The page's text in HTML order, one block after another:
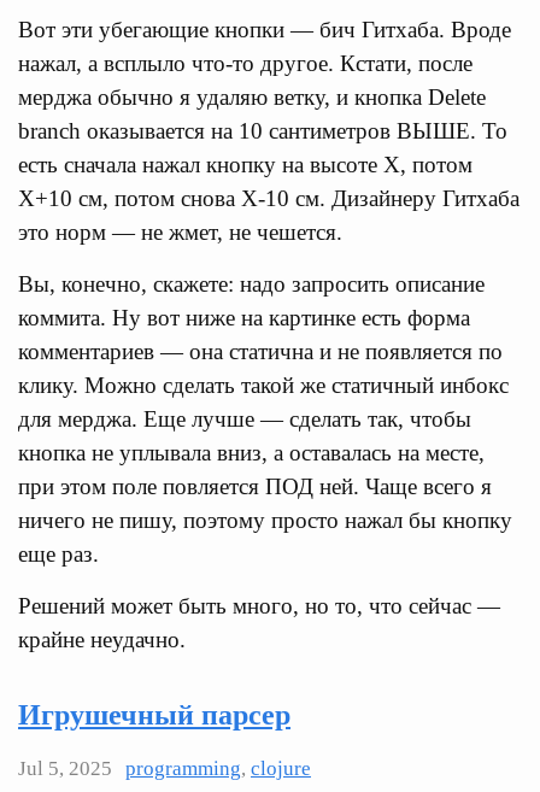
Вот эти убегающие кнопки — бич Гитхаба. Вроде
нажал, а всплыло что-то другое. Кстати, после
мерджа обычно я удаляю ветку, и кнопка Delete
branch оказывается на 10 сантиметров ВЫШЕ. То
есть сначала нажал кнопку на высоте X, потом
X+10 см, потом снова X-10 см. Дизайнеру Гитхаба
это норм — не жмет, не чешется.
Вы, конечно, скажете: надо запросить описание
коммита. Ну вот ниже на картинке есть форма
комментариев — она статична и не появляется по
клику. Можно сделать такой же статичный инбокс
для мерджа. Еще лучше — сделать так, чтобы
кнопка не уплывала вниз, а оставалась на месте,
при этом поле повляется ПОД ней. Чаще всего я
ничего не пишу, поэтому просто нажал бы кнопку
еще раз.
Решений может быть много, но то, что сейчас —
крайне неудачно.
Игрушечный парсер
Jul 5, 2025 programming, clojure